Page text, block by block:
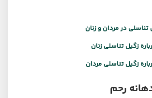
در مردان و زنان
تناسلی زنان
زگیل تناسلی مردان
رحم